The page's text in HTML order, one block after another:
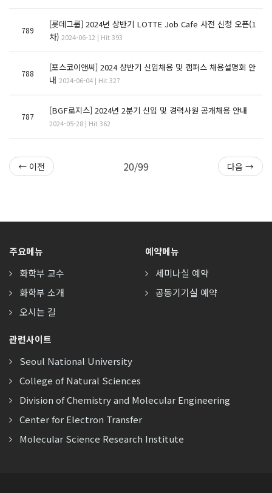
789
[롯데그룹] 2024년 상반기 LOTTE Job Cafe 사전 신청 오픈(1
차) 2024-06-12 | Hit 393
788
[포스코이앤씨] 2024 상반기 신입채용 및 캠퍼스 채용설명회 안
내 2024-06-04 | Hit 327
787
[BGF로지스] 2024년 2분기 신입 및 경력사원 공개채용 안내
2024-05-28 | Hit 362
← 이전 20/99 다음 →
주요메뉴
화학부 교수
화학부 소개
오시는 길
예약메뉴
세미나실 예약
공동기기실 예약
관련사이트
Seoul National University
College of Natural Sciences
Division of Chemistry and Molecular Engineering
Center for Electron Transfer
Molecular Science Research Institute